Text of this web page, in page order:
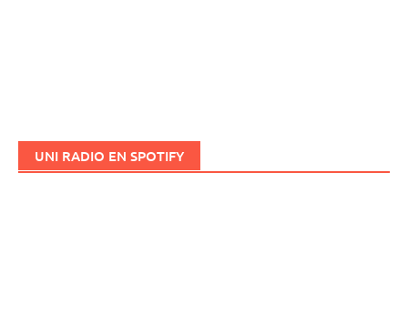
UNI RADIO EN SPOTIFY